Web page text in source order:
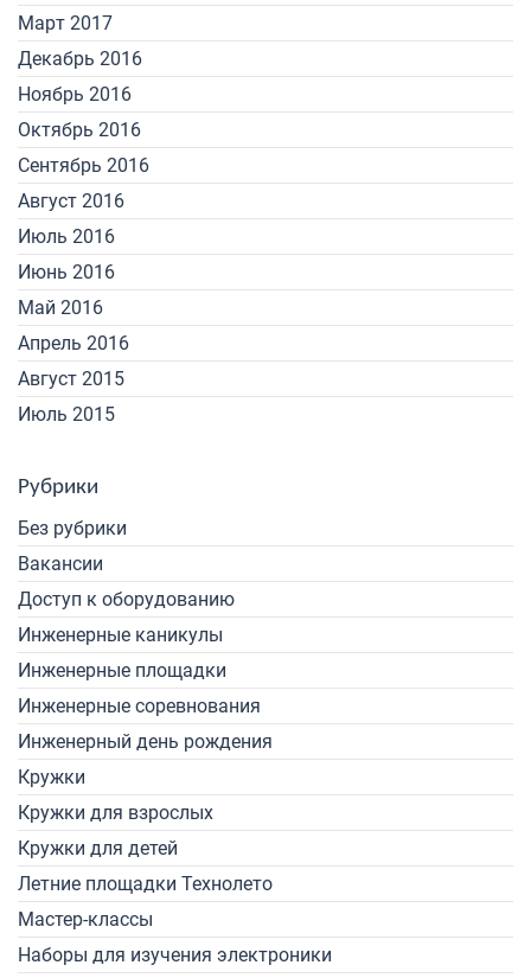
Март 2017
Декабрь 2016
Ноябрь 2016
Октябрь 2016
Сентябрь 2016
Август 2016
Июль 2016
Июнь 2016
Май 2016
Апрель 2016
Август 2015
Июль 2015
Рубрики
Без рубрики
Вакансии
Доступ к оборудованию
Инженерные каникулы
Инженерные площадки
Инженерные соревнования
Инженерный день рождения
Кружки
Кружки для взрослых
Кружки для детей
Летние площадки Технолето
Мастер-классы
Наборы для изучения электроники